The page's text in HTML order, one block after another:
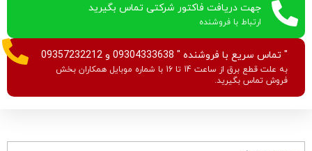
جهت دریافت فاکتور شرکتی تماس بگیرید
ارتباط با فروشنده
" تماس سریع با فروشنده " 09304333638 و 09357232212
به علت قطع برق از ساعت 14 تا 16 با شماره موبایل همکاران بخش
فروش تماس بگیرید.